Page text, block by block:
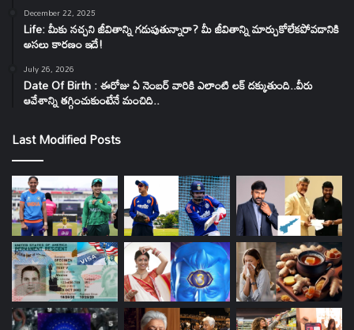
December 22, 2025
Life: మీకు నచ్చని జీవితాన్ని గడుపుతున్నారా? మీ జీవితాన్ని మార్చుకోలేకపోవడానికి
అసలు కారణం ఇదే!
July 26, 2026
Date Of Birth : ఈరోజు ఏ నెంబర్ వారికి ఎలాంటి లక్ దక్కుతుంది..వీరు
ఆవేశాన్ని తగ్గించుకుంటేనే మంచిది..
Last Modified Posts